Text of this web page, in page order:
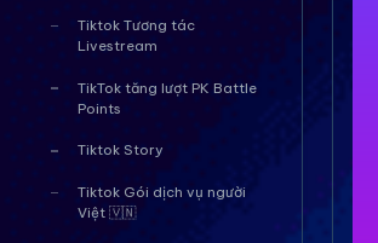
Tiktok Tương tác
Livestream
TikTok tăng lượt PK Battle
Points
Tiktok Story
Tiktok Gói dịch vụ người
Việt 🇻🇳